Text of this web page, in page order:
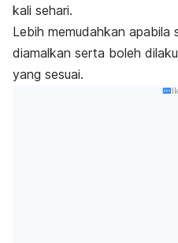
kali sehari.
Lebih memudahkan apabila
diamalkan serta boleh
yang sesuai.